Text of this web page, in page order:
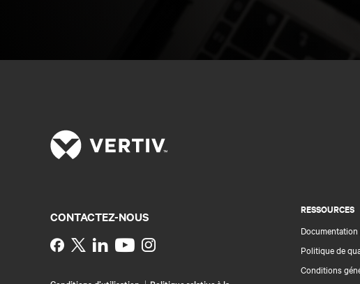
RESSOURCES
Politique de
Conditions
CONTACTEZ-NOUS
Instagram